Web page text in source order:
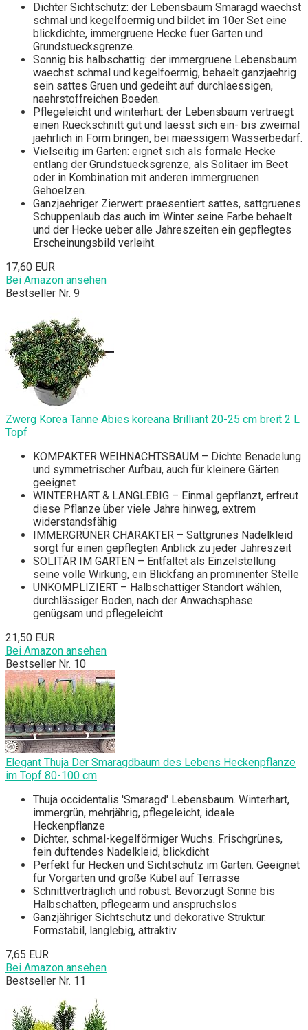
Dichter Sichtschutz: der Lebensbaum Smaragd waechst
schmal und kegelfoermig und bildet im 10er Set eine
blickdichte, immergruene Hecke fuer Garten und
Grundstuecksgrenze.
Sonnig bis halbschattig: der immergruene Lebensbaum
waechst schmal und kegelfoermig, behaelt ganzjaehrig
sein sattes Gruen und gedeiht auf durchlaessigen,
naehrstoffreichen Boeden.
Pflegeleicht und winterhart: der Lebensbaum vertraegt
einen Rueckschnitt gut und laesst sich ein- bis zweimal
jaehrlich in Form bringen, bei maessigem Wasserbedarf.
Vielseitig im Garten: eignet sich als formale Hecke
entlang der Grundstuecksgrenze, als Solitaer im Beet
oder in Kombination mit anderen immergruenen
Gehoelzen.
Ganzjaehriger Zierwert: praesentiert sattes, sattgruenes
Schuppenlaub das auch im Winter seine Farbe behaelt
und der Hecke ueber alle Jahreszeiten ein gepflegtes
Erscheinungsbild verleiht.
17,60 EUR
Bei Amazon ansehen
Bestseller Nr. 9
Zwerg Korea Tanne Abies koreana Brilliant 20-25 cm breit 2 L
Topf
KOMPAKTER WEIHNACHTSBAUM – Dichte Benadelung
und symmetrischer Aufbau, auch für kleinere Gärten
geeignet
WINTERHART & LANGLEBIG – Einmal gepflanzt, erfreut
diese Pflanze über viele Jahre hinweg, extrem
widerstandsfähig
IMMERGRÜNER CHARAKTER – Sattgrünes Nadelkleid
sorgt für einen gepflegten Anblick zu jeder Jahreszeit
SOLITÄR IM GARTEN – Entfaltet als Einzelstellung
seine volle Wirkung, ein Blickfang an prominenter Stelle
UNKOMPLIZIERT – Halbschattiger Standort wählen,
durchlässiger Boden, nach der Anwachsphase
genügsam und pflegeleicht
21,50 EUR
Bei Amazon ansehen
Bestseller Nr. 10
Elegant Thuja Der Smaragdbaum des Lebens Heckenpflanze
im Topf 80-100 cm
Thuja occidentalis 'Smaragd' Lebensbaum. Winterhart,
immergrün, mehrjährig, pflegeleicht, ideale
Heckenpflanze
Dichter, schmal-kegelförmiger Wuchs. Frischgrünes,
fein duftendes Nadelkleid, blickdicht
Perfekt für Hecken und Sichtschutz im Garten. Geeignet
für Vorgarten und große Kübel auf Terrasse
Schnittverträglich und robust. Bevorzugt Sonne bis
Halbschatten, pflegearm und anspruchslos
Ganzjähriger Sichtschutz und dekorative Struktur.
Formstabil, langlebig, attraktiv
7,65 EUR
Bei Amazon ansehen
Bestseller Nr. 11